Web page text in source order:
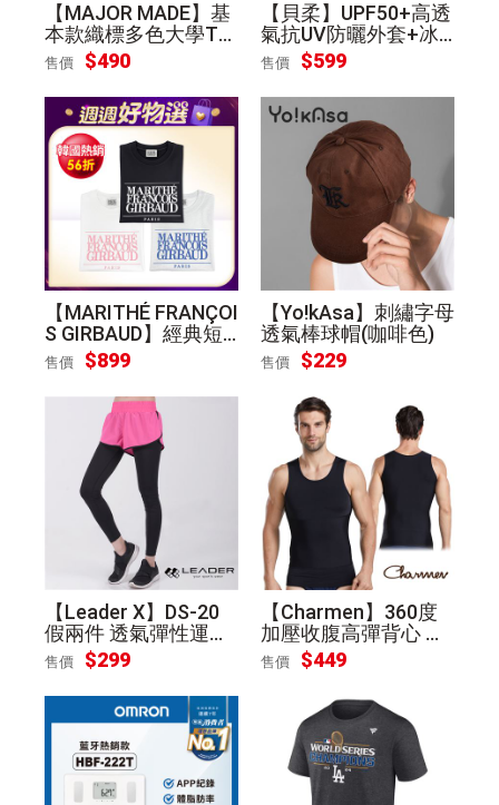
【MAJOR MADE】基
本款織標多色大學T
(中性款/5色任選)
售價 $490
【貝柔】UPF50+高透
氣抗UV防曬外套+冰
涼巾2件組 - 3色可選
售價 $599
【MARITHÉ FRANÇOI
S GIRBAUD】經典短
袖T恤 多款任選 [平輸]
售價 $899
【Yo!kAsa】刺繡字母
透氣棒球帽(咖啡色)
售價 $229
【Leader X】DS-20
假兩件 透氣彈性運動
長褲 女款(桃底黑邊
M)
售價 $299
【Charmen】360度
加壓收腹高彈背心 男
性塑身衣(黑色 XL)
售價 $449